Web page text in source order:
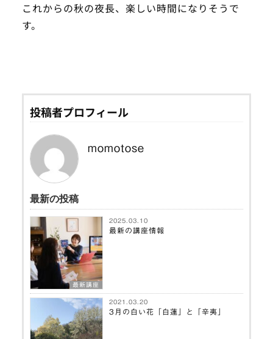
これからの秋の夜長、楽しい時間になりそうで
す。
投稿者プロフィール
momotose
最新の投稿
最新講座
2025.03.10
最新の講座情報
2021.03.20
3月の白い花「白蓮」と「辛夷」